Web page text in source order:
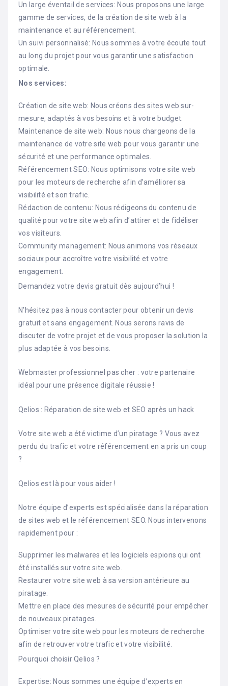
Un large éventail de services: Nous proposons une large
gamme de services, de la création de site web à la
maintenance et au référencement.
Un suivi personnalisé: Nous sommes à votre écoute tout
au long du projet pour vous garantir une satisfaction
optimale.
Nos services:
Création de site web: Nous créons des sites web sur-
mesure, adaptés à vos besoins et à votre budget.
Maintenance de site web: Nous nous chargeons de la
maintenance de votre site web pour vous garantir une
sécurité et une performance optimales.
Référencement SEO: Nous optimisons votre site web
pour les moteurs de recherche afin d’améliorer sa
visibilité et son trafic.
Rédaction de contenu: Nous rédigeons du contenu de
qualité pour votre site web afin d’attirer et de fidéliser
vos visiteurs.
Community management: Nous animons vos réseaux
sociaux pour accroître votre visibilité et votre
engagement.
Demandez votre devis gratuit dès aujourd’hui !
N’hésitez pas à nous contacter pour obtenir un devis
gratuit et sans engagement. Nous serons ravis de
discuter de votre projet et de vous proposer la solution la
plus adaptée à vos besoins.
Webmaster professionnel pas cher : votre partenaire
idéal pour une présence digitale réussie !
Qelios : Réparation de site web et SEO après un hack
Votre site web a été victime d’un piratage ? Vous avez
perdu du trafic et votre référencement en a pris un coup
?
Qelios est là pour vous aider !
Notre équipe d’experts est spécialisée dans la réparation
de sites web et le référencement SEO. Nous intervenons
rapidement pour :
Supprimer les malwares et les logiciels espions qui ont
été installés sur votre site web.
Restaurer votre site web à sa version antérieure au
piratage.
Mettre en place des mesures de sécurité pour empêcher
de nouveaux piratages.
Optimiser votre site web pour les moteurs de recherche
afin de retrouver votre trafic et votre visibilité.
Pourquoi choisir Qelios ?
Expertise: Nous sommes une équipe d’experts en